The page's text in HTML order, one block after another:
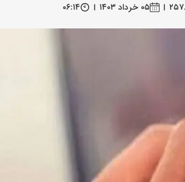
۰۵ خرداد ۱۴۰۳ ۰۶:۱۴